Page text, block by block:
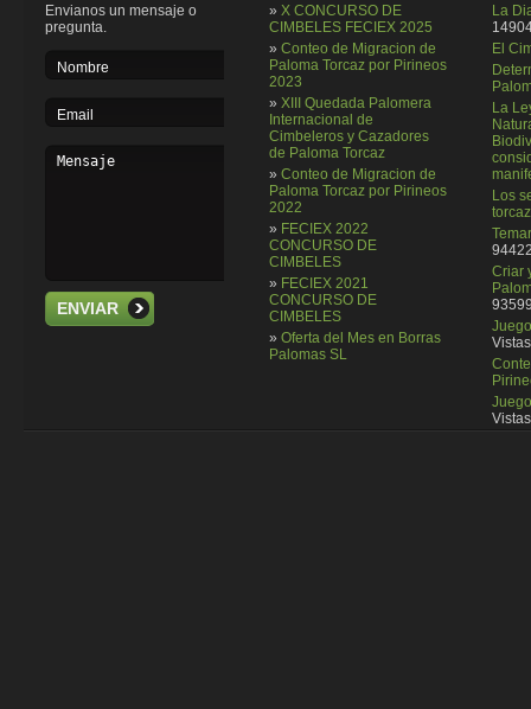
Envianos un mensaje o
pregunta.
ENVIAR
» X CONCURSO DE
CIMBELES FECIEX 2025
» Conteo de Migracion de
Paloma Torcaz por Pirineos
2023
» XIII Quedada Palomera
Internacional de
Cimbeleros y Cazadores
de Paloma Torcaz
» Conteo de Migracion de
Paloma Torcaz por Pirineos
2022
» FECIEX 2022
CONCURSO DE
CIMBELES
» FECIEX 2021
CONCURSO DE
CIMBELES
» Oferta del Mes en Borras
Palomas SL
La
El
La
Los
torcaz
Criar
Vistas
Vistas